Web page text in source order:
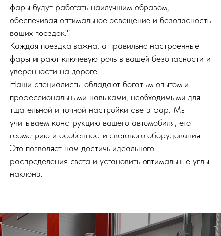
фары будут работать наилучшим образом,
обеспечивая оптимальное освещение и безопасность
ваших поездок."
Каждая поездка важна, а правильно настроенные
фары играют ключевую роль в вашей безопасности и
уверенности на дороге.
Наши специалисты обладают богатым опытом и
профессиональными навыками, необходимыми для
тщательной и точной настройки света фар. Мы
учитываем конструкцию вашего автомобиля, его
геометрию и особенности светового оборудования.
Это позволяет нам достичь идеального
распределения света и установить оптимальные углы
наклона.